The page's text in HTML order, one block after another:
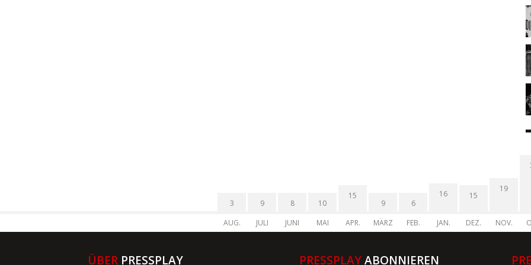
3
AUG.
9
JULI
8
JUNI
10
MAI
15
APR.
9
MÄRZ
6
FEB.
16
JAN.
15
DEZ.
19
NOV.
ÜBER PRESSPLAY PRESSPLAYABONNIEREN